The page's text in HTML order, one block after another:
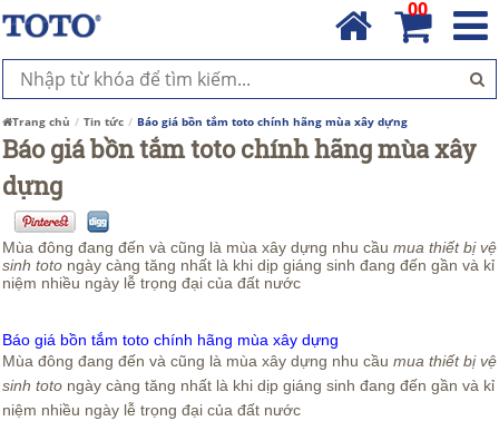
00
Trang chủ Tin tức Báo giá bồn tắm toto chính hãng mùa xây dựng
Báo giá bồn tắm toto chính hãng mùa xây
dựng
Mùa đông đang đến và cũng là mùa xây dựng nhu cầu mua thiết bị vệ
sinh toto ngày càng tăng nhất là khi dịp giáng sinh đang đến gần và kỉ
niệm nhiều ngày lễ trọng đại của đất nước
Báo giá bồn tắm toto chính hãng mùa xây dựng
Mùa đông đang đến và cũng là mùa xây dựng nhu cầu mua thiết bị vệ
sinh toto ngày càng tăng nhất là khi dịp giáng sinh đang đến gần và kỉ
niệm nhiều ngày lễ trọng đại của đất nước